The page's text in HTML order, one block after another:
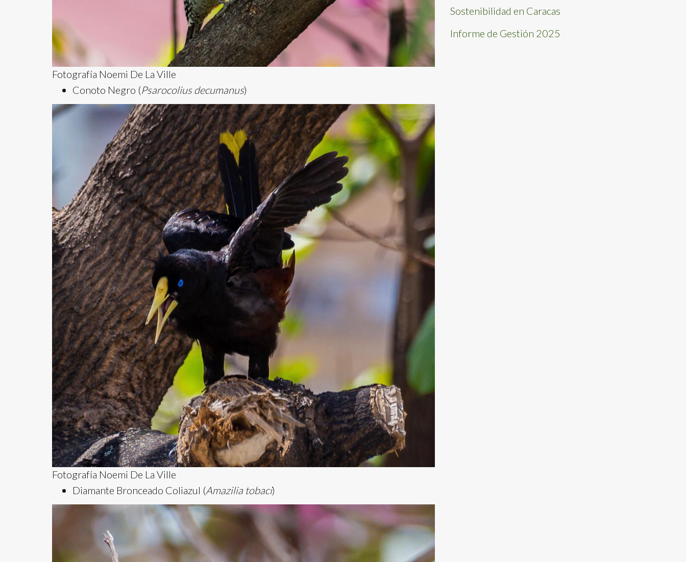
Fotografía Noemi De La Ville
Conoto Negro (Psarocolius decumanus)
Fotografía Noemi De La Ville
Diamante Bronceado Coliazul (Amazilia tobaci)
Sostenibilidad en Caracas
Informe de Gestión 2025